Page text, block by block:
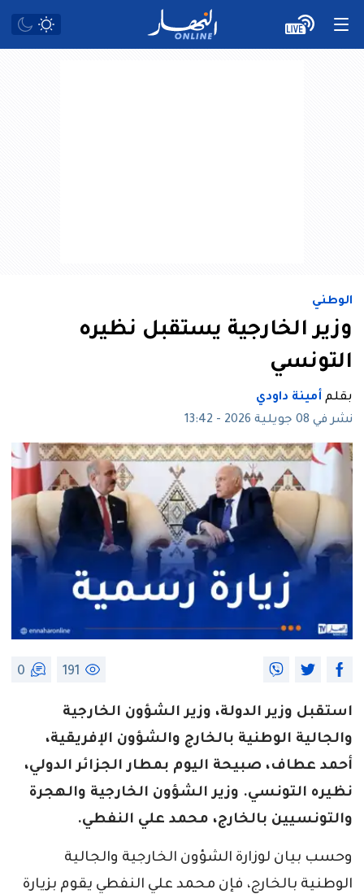
الوطني
وزير الخارجية يستقبل نظيره
التونسي
بقلم أمينة داودي
نشر في 08 جويلية 2026 - 13:42
191
0
استقبل وزير الدولة، وزير الشؤون الخارجية
والجالية الوطنية بالخارج والشؤون الإفريقية،
أحمد عطاف، صبيحة اليوم بمطار الجزائر الدولي،
نظيره التونسي. وزير الشؤون الخارجية والهجرة
والتونسيين بالخارج، محمد علي النفطي.
وحسب بيان لوزارة الشؤون الخارجية والجالية
الوطنية بالخارج، فإن محمد علي النفطي يقوم بزيارة